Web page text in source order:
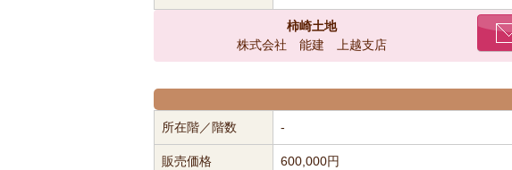
柿崎土地
株式会社 能建 上越支店
所在階／階数
-
販売価格 600,000円